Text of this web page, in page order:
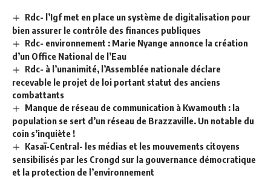
Rdc- l’Igf met en place un système de digitalisation pour
bien assurer le contrôle des finances publiques
Rdc- environnement : Marie Nyange annonce la création
d’un Office National de l’Eau
Rdc- à l’unanimité, l’Assemblée nationale déclare
recevable le projet de loi portant statut des anciens
combattants
Manque de réseau de communication à Kwamouth : la
population se sert d’un réseau de Brazzaville. Un notable du
coin s’inquiète !
Kasaï-Central- les médias et les mouvements citoyens
sensibilisés par les Crongd sur la gouvernance démocratique
et la protection de l’environnement